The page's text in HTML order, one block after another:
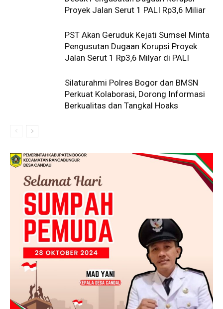
Proyek Jalan Serut 1 PALI Rp3,6 Miliar
PST Akan Geruduk Kejati Sumsel Minta
Pengusutan Dugaan Korupsi Proyek
Jalan Serut 1 Rp3,6 Milyar di PALI
Silaturahmi Polres Bogor dan BMSN
Perkuat Kolaborasi, Dorong Informasi
Berkualitas dan Tangkal Hoaks